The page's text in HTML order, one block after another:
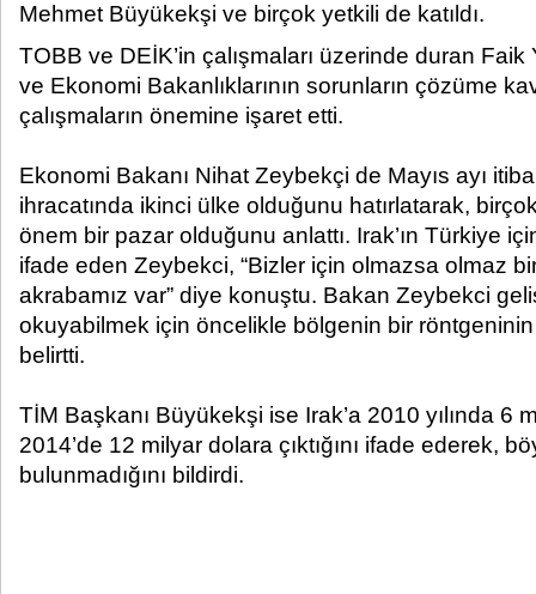
Mehmet Büyükekşi ve birçok yetkili de katıldı.​
TOBB ve DEİK’in çalışmaları üzerinde duran
ve Ekonomi Bakanlıklarının sorunların çözüme
çalışmaların önemine işaret etti.
Ekonomi Bakanı Nihat Zeybekçi de Mayıs ayı
ihracatında ikinci ülke olduğunu hatırlatarak,
önem bir pazar olduğunu anlattı. Irak’ın Türkiye
ifade eden Zeybekci, “Bizler için olmazsa olmaz
akrabamız var” diye konuştu. Bakan Zeybekci
okuyabilmek için öncelikle bölgenin bir
belirtti.
TİM Başkanı Büyükekşi ise Irak’a 2010 yılında 6
2014’de 12 milyar dolara çıktığını ifade ederek,
bulunmadığını bildirdi.